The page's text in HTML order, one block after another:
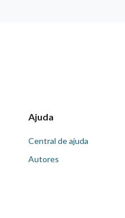
Ajuda
Central de ajuda
Autores